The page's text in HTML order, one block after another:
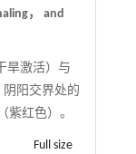
， and
旱激活）与
阴阳交界处的
紫红色）。
Full size